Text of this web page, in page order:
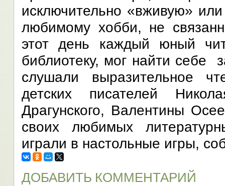
исключительно «вживую»
любимому хобби, не
этот день каждый юный
библиотеку, мог найти себе
слушали выразительное
детских писателей
Драгунского, Валентины
своих любимых
играли в настольные игры,
ДОБАВИТЬ КОММЕНТАРИЙ